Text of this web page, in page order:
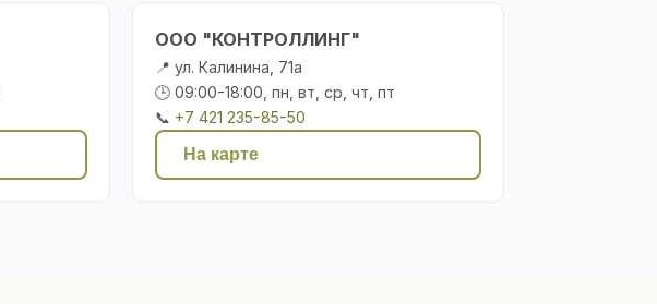
ООО "КОНТРОЛЛИНГ"
📍 ул. Калинина, 71а
🕒 09:00-18:00, пн, вт, ср, чт, пт
📞 +7 421 235-85-50
На карте